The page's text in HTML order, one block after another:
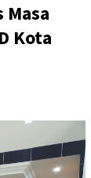
Masa
Kota